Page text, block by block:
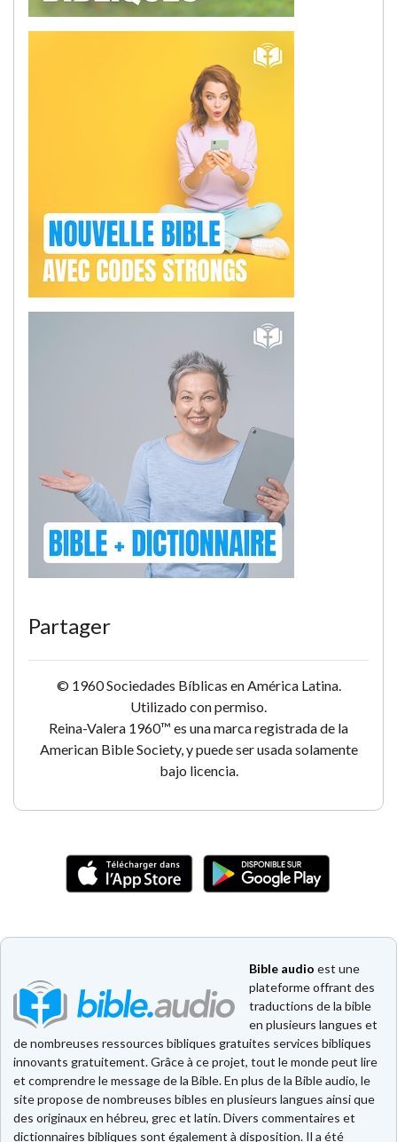
Partager
© 1960 Sociedades Bíblicas en América Latina.
Utilizado con permiso.
Reina-Valera 1960™ es una marca registrada de la
American Bible Society, y puede ser usada solamente
bajo licencia.
Bible audio est une
plateforme offrant des
traductions de la bible
en plusieurs langues et
de nombreuses ressources bibliques gratuites services bibliques
innovants gratuitement. Grâce à ce projet, tout le monde peut lire
et comprendre le message de la Bible. En plus de la Bible audio, le
site propose de nombreuses bibles en plusieurs langues ainsi que
des originaux en hébreu, grec et latin. Divers commentaires et
dictionnaires bibliques sont également à disposition. Il a été